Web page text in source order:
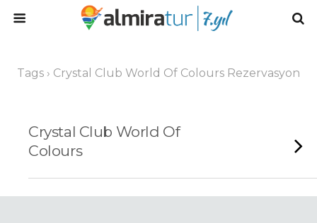
Tags › Crystal Club World Of Colours Rezervasyon
Crystal Club World Of
Colours